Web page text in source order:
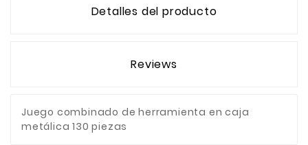
Detalles del producto
Reviews
Juego combinado de herramienta en caja
metálica 130 piezas